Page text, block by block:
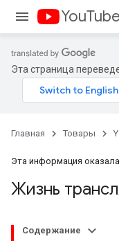
YouTube
Эта страница
Главная Товары
Эта информация
Жизнь
Содержание